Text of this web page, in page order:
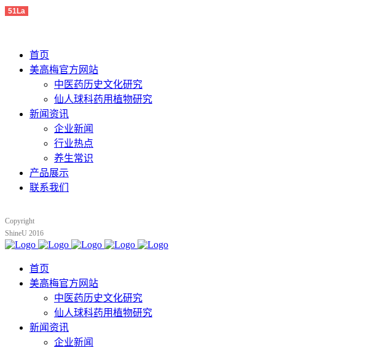
51La
首页
美高梅官方网站
中医药历史文化研究
仙人球科药用植物研究
新闻资讯
企业新闻
行业热点
养生常识
产品展示
联系我们
Copyright
ShineU 2016
首页
美高梅官方网站
中医药历史文化研究
仙人球科药用植物研究
新闻资讯
企业新闻